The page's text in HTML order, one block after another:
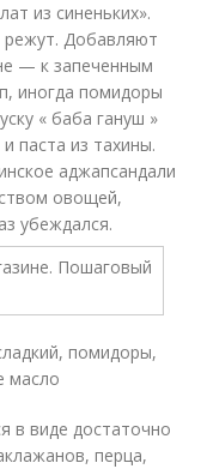
из синеньких».
режут. Добавляют
— к запеченным
иногда помидоры
« баба гануш »
аджапсандали
овощей,
убеждался.
помидоры,
масло
в виде достаточно
перца,